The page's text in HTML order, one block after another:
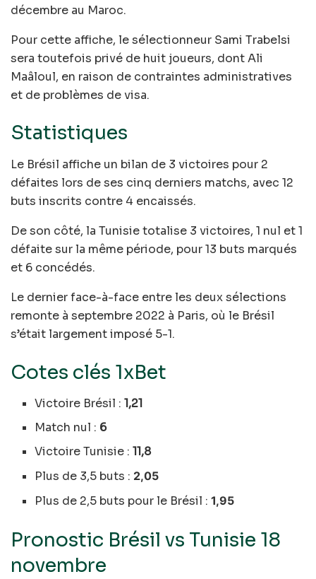
décembre au Maroc.
Pour cette affiche, le sélectionneur Sami Trabelsi
sera toutefois privé de huit joueurs, dont Ali
Maâloul, en raison de contraintes administratives
et de problèmes de visa.
Statistiques
Le Brésil affiche un bilan de 3 victoires pour 2
défaites lors de ses cinq derniers matchs, avec 12
buts inscrits contre 4 encaissés.
De son côté, la Tunisie totalise 3 victoires, 1 nul et 1
défaite sur la même période, pour 13 buts marqués
et 6 concédés.
Le dernier face-à-face entre les deux sélections
remonte à septembre 2022 à Paris, où le Brésil
s’était largement imposé 5-1.
Cotes clés 1xBet
Victoire Brésil :1,21
Match nul : 6
Victoire Tunisie :11,8
Plus de 3,5 buts : 2,05
Plus de 2,5 buts pour le Brésil :1,95
Pronostic Brésil vs Tunisie 18
novembre